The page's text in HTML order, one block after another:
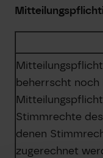
beherrscht noch
Stimmrechte
denen
zugerechnet